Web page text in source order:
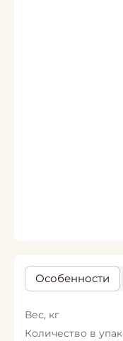
Особенности
Вес, кг
Количество в